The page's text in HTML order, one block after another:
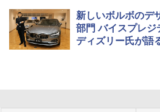
新しいボルボのデ
部門 バイスプレジ
ディズリー氏が語